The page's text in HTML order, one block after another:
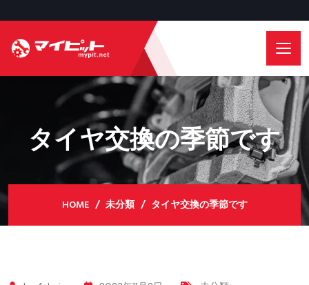
タイヤ交換の季節です
HOME 未分類 タイヤ交換の季節です